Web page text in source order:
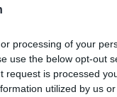
processing of your
use the below opt-out
request is processed
utilized by us